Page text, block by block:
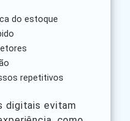
do estoque
repetitivos
digitais evitam